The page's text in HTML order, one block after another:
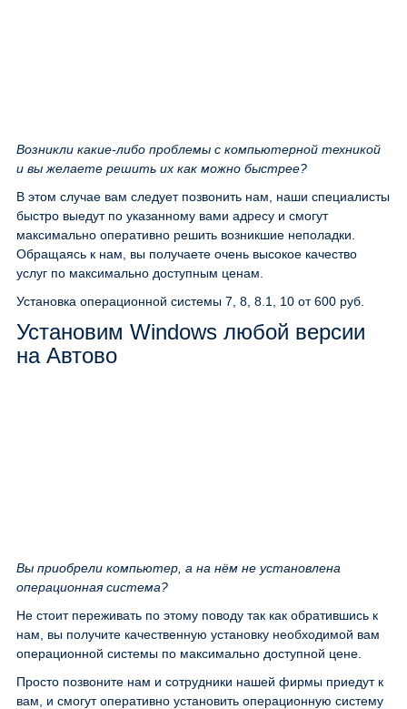
Возникли какие-либо проблемы с компьютерной техникой
и вы желаете решить их как можно быстрее?
В этом случае вам следует позвонить нам, наши специалисты
быстро выедут по указанному вами адресу и смогут
максимально оперативно решить возникшие неполадки.
Обращаясь к нам, вы получаете очень высокое качество
услуг по максимально доступным ценам.
Установка операционной системы 7, 8, 8.1, 10 от 600 руб.
Установим Windows любой версии
на Автово
Вы приобрели компьютер, а на нём не установлена
операционная система?
Не стоит переживать по этому поводу так как обратившись к
нам, вы получите качественную установку необходимой вам
операционной системы по максимально доступной цене.
Просто позвоните нам и сотрудники нашей фирмы приедут к
вам, и смогут оперативно установить операционную систему